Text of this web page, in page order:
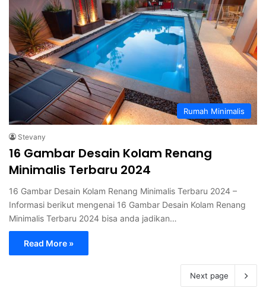
Rumah Minimalis
Stevany
16 Gambar Desain Kolam Renang
Minimalis Terbaru 2024
16 Gambar Desain Kolam Renang Minimalis Terbaru 2024 –
Informasi berikut mengenai 16 Gambar Desain Kolam Renang
Minimalis Terbaru 2024 bisa anda jadikan…
Read More »
Next page